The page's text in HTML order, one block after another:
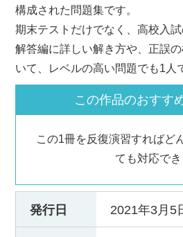
構成された問題集です。
期末テストだけでなく、高校入試
解答編に詳しい解き方や、正誤
いて、レベルの高い問題でも1人
この作品のおすす
この1冊を反復演習すればど
ても対応でき
発行日 2021年3月5